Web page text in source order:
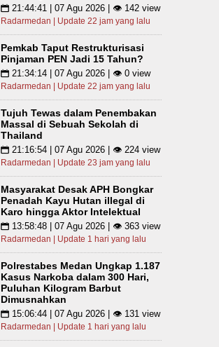
📅 21:44:41 | 07 Agu 2026 | 👁 142 view
Radarmedan | Update 22 jam yang lalu
Pemkab Taput Restrukturisasi
Pinjaman PEN Jadi 15 Tahun?
📅 21:34:14 | 07 Agu 2026 | 👁 0 view
Radarmedan | Update 22 jam yang lalu
Tujuh Tewas dalam Penembakan
Massal di Sebuah Sekolah di
Thailand
📅 21:16:54 | 07 Agu 2026 | 👁 224 view
Radarmedan | Update 23 jam yang lalu
Masyarakat Desak APH Bongkar
Penadah Kayu Hutan illegal di
Karo hingga Aktor Intelektual
📅 13:58:48 | 07 Agu 2026 | 👁 363 view
Radarmedan | Update 1 hari yang lalu
Polrestabes Medan Ungkap 1.187
Kasus Narkoba dalam 300 Hari,
Puluhan Kilogram Barbut
Dimusnahkan
📅 15:06:44 | 07 Agu 2026 | 👁 131 view
Radarmedan | Update 1 hari yang lalu